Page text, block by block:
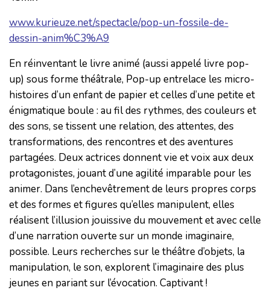
www.kurieuze.net/spectacle/pop-un-fossile-de-
dessin-anim%C3%A9
En réinventant le livre animé (aussi appelé livre pop-
up) sous forme théâtrale, Pop-up entrelace les micro-
histoires d’un enfant de papier et celles d’une petite et
énigmatique boule : au fil des rythmes, des couleurs et
des sons, se tissent une relation, des attentes, des
transformations, des rencontres et des aventures
partagées. Deux actrices donnent vie et voix aux deux
protagonistes, jouant d’une agilité imparable pour les
animer. Dans l’enchevêtrement de leurs propres corps
et des formes et figures qu’elles manipulent, elles
réalisent l’illusion jouissive du mouvement et avec celle
d’une narration ouverte sur un monde imaginaire,
possible. Leurs recherches sur le théâtre d’objets, la
manipulation, le son, explorent l’imaginaire des plus
jeunes en pariant sur l’évocation. Captivant !